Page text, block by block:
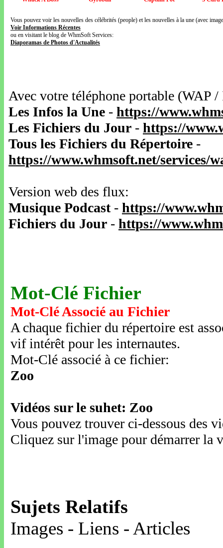
Vous pouvez voir les nouvelles des célébrités (people) et les nouvelles à la une (avec
Voir Informations Récentes
ou en visitant le blog de WhmSoft Services:
Diaporamas de Photos d'Actualités
Avec votre téléphone portable
Les Infos la Une - https://
Les Fichiers du Jour - https://
Tous les Fichiers du Répertoire -
https://www.whmsoft.net/services/
Version web des flux:
Musique Podcast- https://
Fichiers du Jour - https://
Mot-Clé Fichier
Mot-Clé Associé au Fichier
A chaque fichier du répertoire est
vif intérêt pour les internautes.
Mot-Clé associé à ce fichier:
Zoo
Vidéos sur le suhet: Zoo
Vous pouvez trouver ci-dessous des
Cliquez sur l'image pour démarrer la
Sujets Relatifs
Images - Liens - Articles